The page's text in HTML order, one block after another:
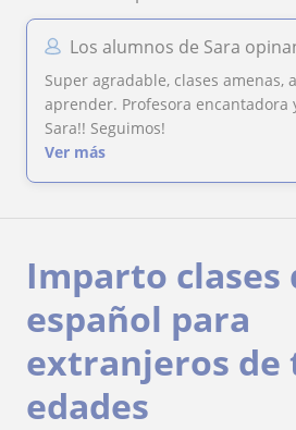
Los alumnos de Sara
Super agradable, clases amenas,
aprender. Profesora encantadora
Sara!! Seguimos!
Ver más
Imparto clases
español para
extranjeros de
edades